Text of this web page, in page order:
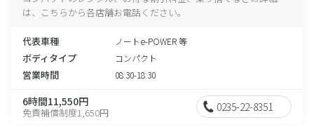
は、こちらから各店舗お電話ください。
代表車種 ノートe-POWER 等
ボディタイプ コンパクト
営業時間 08:30-18:30
6時間11,550円
免責補償制度1,650円 0235-22-8351